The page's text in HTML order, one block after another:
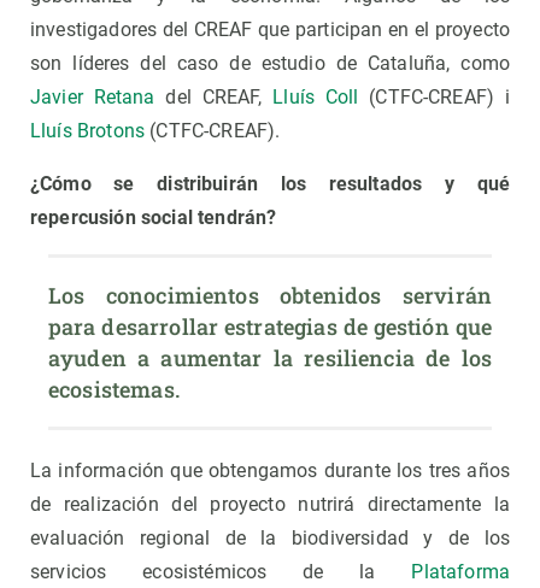
investigadores del CREAF que participan en el proyecto
son líderes del caso de estudio de Cataluña, como
Javier Retana del CREAF, Lluís Coll
(CTFC-CREAF) i
Lluís Brotons (CTFC-CREAF).
¿Cómo se distribuirán los resultados y qué
repercusión social tendrán?
Los conocimientos obtenidos servirán
para desarrollar estrategias de gestión que
ayuden a aumentar la resiliencia de los
ecosistemas.
La información que obtengamos durante los tres años
de realización del proyecto nutrirá directamente la
evaluación regional de la biodiversidad y de los
servicios ecosistémicos de la Plataforma